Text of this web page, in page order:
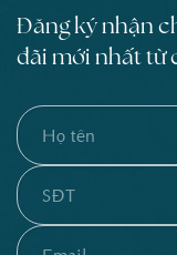
Đăng ký nhận
đãi mới nhất từ